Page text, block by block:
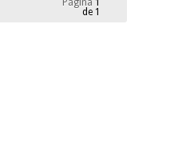
Página 1
de 1